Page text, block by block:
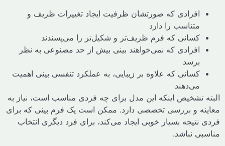
افرادی که صورتشان ظرفیت ایجاد تغییرات ظریف و
متناسب را دارد
کسانی که فرم ظریف‌تر و شکیل‌تر را می‌پسندند
افرادی که نمی‌خواهند بینی بیش از حد مصنوعی به نظر
کسانی که علاوه بر زیبایی، به عملکرد تنفسی بینی اهمیت
می‌دهند
تشخیص اینکه این مدل برای چه فردی مناسب است، نیاز به
و بررسی تخصصی دارد. ممکن است یک فرم بینی که برای
بسیار خوبی ایجاد می‌کند، برای فرد دیگری انتخاب
نباشد.